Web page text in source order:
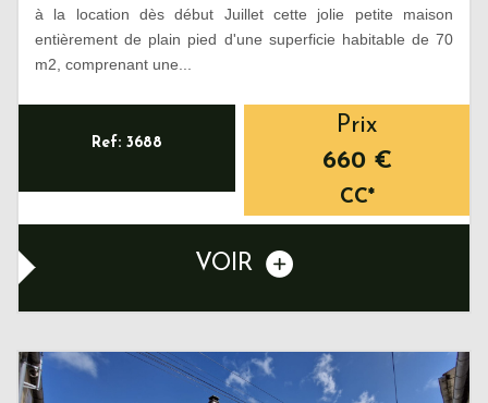
à la location dès début Juillet cette jolie petite maison
entièrement de plain pied d'une superficie habitable de 70
m2, comprenant une...
Ref: 3688
Prix
660 €
CC*
VOIR